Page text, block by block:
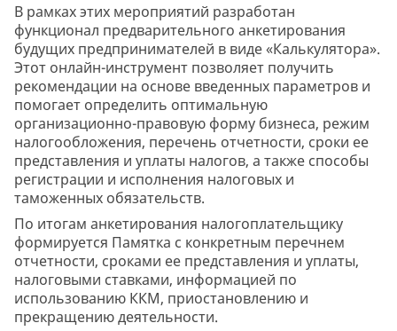
В рамках этих мероприятий разработан
функционал предварительного анкетирования
будущих предпринимателей в виде «Калькулятора».
Этот онлайн-инструмент позволяет получить
рекомендации на основе введенных параметров и
помогает определить оптимальную
организационно-правовую форму бизнеса, режим
налогообложения, перечень отчетности, сроки ее
представления и уплаты налогов, а также способы
регистрации и исполнения налоговых и
таможенных обязательств.
По итогам анкетирования налогоплательщику
формируется Памятка с конкретным перечнем
отчетности, сроками ее представления и уплаты,
налоговыми ставками, информацией по
использованию ККМ, приостановлению и
прекращению деятельности.